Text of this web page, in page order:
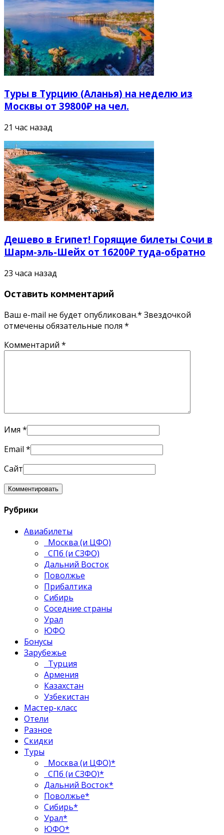
Туры в Турцию (Аланья) на неделю из
Москвы от 39800₽ на чел.
21 час назад
Дешево в Египет! Горящие билеты Сочи в
Шарм-эль-Шейх от 16200₽ туда-обратно
23 часа назад
Оставить комментарий
Ваш e-mail не будет опубликован.* Звездочкой
отмечены обязательные поля *
Комментарий *
Имя *
Email *
Сайт
Рубрики
Авиабилеты
Москва (и ЦФО)
СПб (и СЗФО)
Дальний Восток
Поволжье
Прибалтика
Сибирь
Соседние страны
Урал
ЮФО
Бонусы
Зарубежье
Турция
Армения
Казахстан
Узбекистан
Мастер-класс
Отели
Разное
Скидки
Туры
Москва (и ЦФО)*
СПб (и СЗФО)*
Дальний Восток*
Поволжье*
Сибирь*
Урал*
ЮФО*